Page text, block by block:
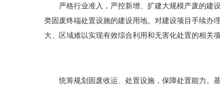
严格行业准入，严控新增、扩建大规模产废的建设
类固废终端处置设施的建设用地。对建设项目手续办
大、区域难以实现有效综合利用和无害化处置的相关
统筹规划固废收运、处置设施，保障处置能力。基